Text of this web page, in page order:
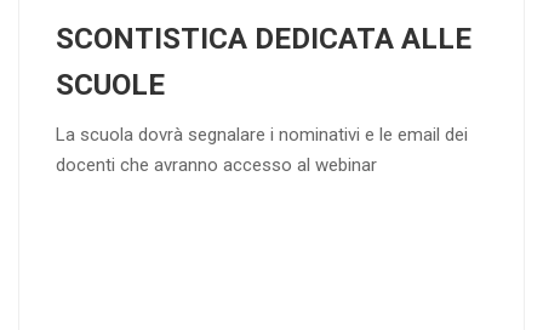
SCONTISTICA DEDICATA ALLE
SCUOLE
La scuola dovrà segnalare i nominativi e le email dei
docenti che avranno accesso al webinar